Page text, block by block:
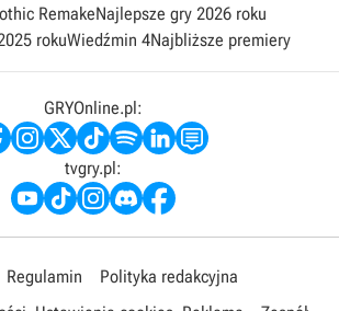
RemakeNajlepsze gry 2026 roku
rokuWiedźmin 4Najbliższe premiery
GRYOnline.pl:
tvgry.pl:
Regulamin
Polityka redakcyjna